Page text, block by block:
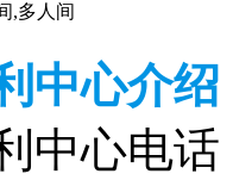
,多人间
中心介绍
中心电话